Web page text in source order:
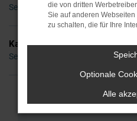
Seat Leon Dresden
Kategorie
Seat Gebrauchtwagen Dresden
FEHLER:
die von dritten
Sie auf anderen
zu schalten, die für Ihre
Optionale
Alle